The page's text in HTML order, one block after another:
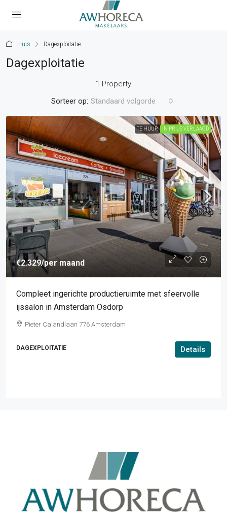
Huis Dagexploitatie
Dagexploitatie
1 Property
Sorteer op: Standaard volgorde
TE HUUR IN PRIJS VERLAAGD
€2.329/per maand
Compleet ingerichte productieruimte met sfeervolle
ijssalon in Amsterdam Osdorp
Pieter Calandlaan 776 Amsterdam
DAGEXPLOITATIE Details